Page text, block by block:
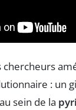
chercheurs
: un
sein de la